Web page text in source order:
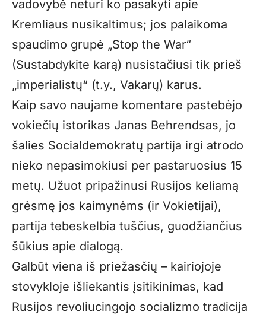
vadovybė neturi ko pasakyti apie
Kremliaus nusikaltimus; jos palaikoma
spaudimo grupė „Stop the War“
(Sustabdykite karą) nusistačiusi tik prieš
„imperialistų“ (t.y., Vakarų) karus.
Kaip savo naujame komentare pastebėjo
vokiečių istorikas Janas Behrendsas, jo
šalies Socialdemokratų partija irgi atrodo
nieko nepasimokiusi per pastaruosius 15
metų. Užuot pripažinusi Rusijos keliamą
grėsmę jos kaimynėms (ir Vokietijai),
partija tebeskelbia tuščius, guodžiančius
šūkius apie dialogą.
Galbūt viena iš priežasčių – kairiojoje
stovykloje išliekantis įsitikinimas, kad
Rusijos revoliucingojo socializmo tradicija